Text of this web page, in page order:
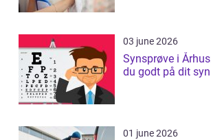
03 june 2026
Synsprøve i
du godt på dit syn
01 june 2026